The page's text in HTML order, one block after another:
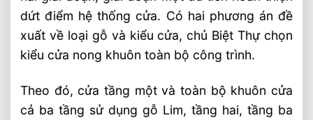
dứt điểm hệ thống cửa. Có hai phương án đề
xuất về loại gỗ và kiểu cửa, chủ Biệt Thự chọn
kiểu cửa nong khuôn toàn bộ công trình.
Theo đó, cửa tầng một và toàn bộ khuôn cửa
cả ba tầng sử dụng gỗ Lim, tầng hai, tầng ba